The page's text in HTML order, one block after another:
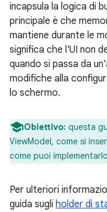
incapsula la logica di
principale è che
mantiene durante le
significa che l'UI non
quando si passa da
modifiche alla
lo schermo.
Obiettivo: questa
ViewModel, come si
come puoi
Per ulteriori
guida sugli holder di